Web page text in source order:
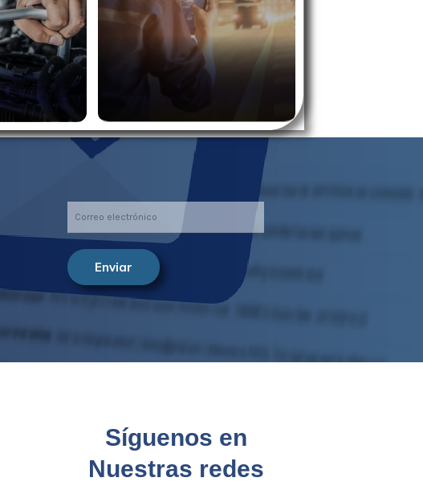
Enviar
Síguenos en
Nuestras redes